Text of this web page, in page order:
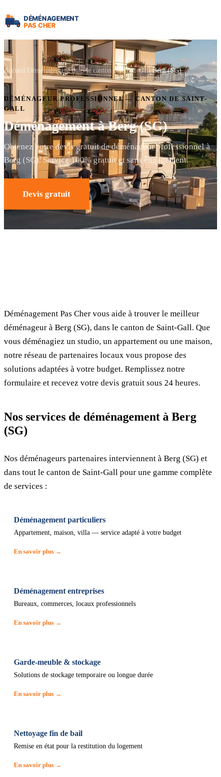
Accueil Déménagement dans le canton de Saint-Gall Berg (SG)
DÉMÉNAGEUR PROFESSIONNEL — CANTON DE SAINT-
GALL
Déménagement à Berg (SG)
Obtenez votre devis gratuit de déménageur professionnel à
Berg (SG). Service 100% gratuit et sans engagement.
Devis gratuit
Déménagement Pas Cher vous aide à trouver le meilleur
déménageur à Berg (SG), dans le canton de Saint-Gall. Que
vous déménagiez un studio, un appartement ou une maison,
notre réseau de partenaires locaux vous propose des
solutions adaptées à votre budget. Remplissez notre
formulaire et recevez votre devis gratuit sous 24 heures.
Nos services de déménagement à Berg
(SG)
Nos déménageurs partenaires interviennent à Berg (SG) et
dans tout le canton de Saint-Gall pour une gamme complète
de services :
Déménagement particuliers
Appartement, maison, villa — service adapté à votre budget
En savoir plus →
Déménagement entreprises
Bureaux, commerces, locaux professionnels
En savoir plus →
Garde-meuble & stockage
Solutions de stockage temporaire ou longue durée
En savoir plus →
Nettoyage fin de bail
Remise en état pour la restitution du logement
En savoir plus →